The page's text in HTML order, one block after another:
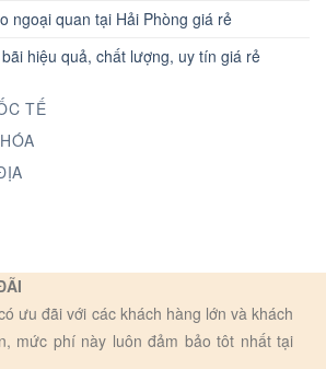
ngoại quan tại Hải Phòng giá rẻ
hiệu quả, chất lượng, uy tín giá rẻ
TẾ
ưu đãi với các khách hàng lớn và khách
mức phí này luôn đảm bảo tôt nhất tại